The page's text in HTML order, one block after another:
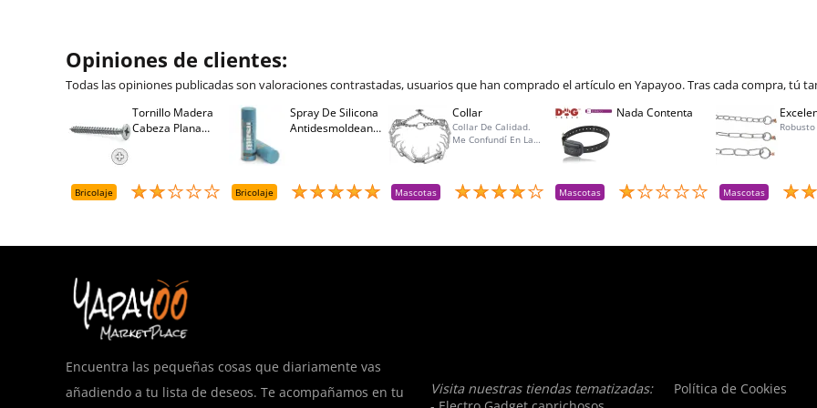
Opiniones de clientes:
Todas las opiniones publicadas son valoraciones contrastadas, usuarios que han comprado el artículo en Yapayoo. Tras cada compra, tú
Tornillo Madera
Cabeza Plana
Bricolaje
Spray De Silicona
Antidesmoldeante
Bricolaje
Collar
Collar De Calidad.
Me Confundí En La
Devolución Y Lo
Reemplacé Por La
Mascotas
Nada Contenta
Mascotas Mascotas
Encuentra las pequeñas cosas que diariamente vas
añadiendo a tu lista de deseos. Te acompañamos en tu
Visita nuestras tiendas tematizadas:
Política de Cookies